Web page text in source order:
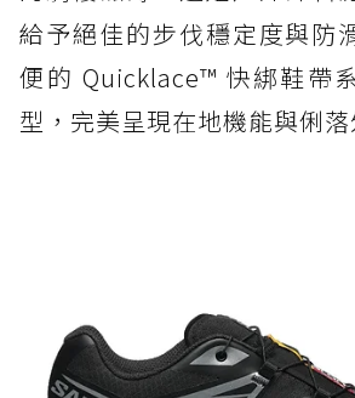
給予絕佳的步伐穩定度與防
便的 Quicklace™ 快綁鞋帶
型，完美呈現在地機能與俐落